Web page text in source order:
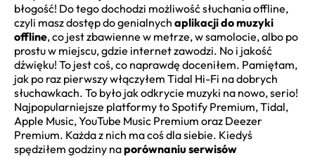
błogość! Do tego dochodzi możliwość słuchania offline,
czyli masz dostęp do genialnych aplikacji do muzyki
offline, co jest zbawienne w metrze, w samolocie, albo po
prostu w miejscu, gdzie internet zawodzi. No i jakość
dźwięku! To jest coś, co naprawdę doceniłem. Pamiętam,
jak po raz pierwszy włączyłem Tidal Hi-Fi na dobrych
słuchawkach. To było jak odkrycie muzyki na nowo, serio!
Najpopularniejsze platformy to Spotify Premium, Tidal,
Apple Music, YouTube Music Premium oraz Deezer
Premium. Każda z nich ma coś dla siebie. Kiedyś
spędziłem godziny naporównaniu serwisów